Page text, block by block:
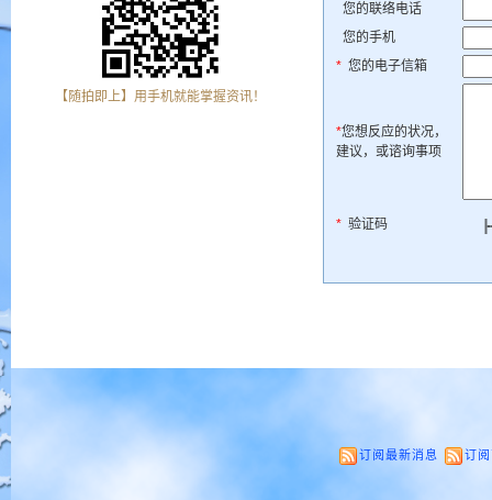
您的联络电话
您的手机
*您的电子信箱
*您想反应的状况，
建议，或谘询事项
*验证码
*
【随拍即上】用手机就能掌握资讯！
订阅最新消息 订